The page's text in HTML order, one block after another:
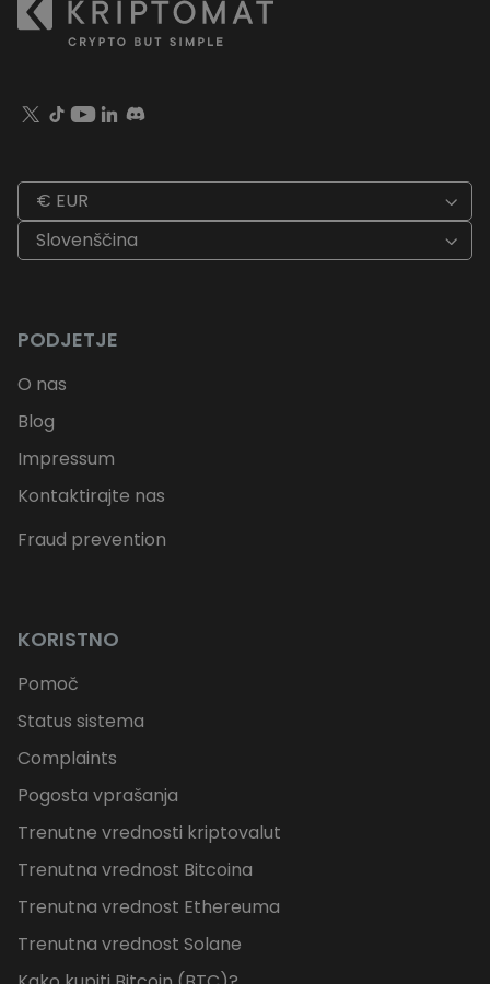
€ EUR
Slovenščina
PODJETJE
O nas
Blog
Impressum
Kontaktirajte nas
Fraud prevention
KORISTNO
Pomoč
Status sistema
Complaints
Pogosta vprašanja
Trenutne vrednosti kriptovalut
Trenutna vrednost Bitcoina
Trenutna vrednost Ethereuma
Trenutna vrednost Solane